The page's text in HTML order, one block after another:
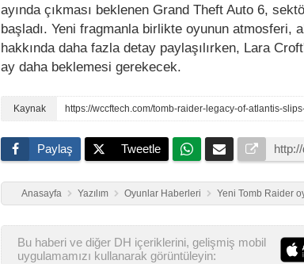
ayında çıkması beklenen Grand Theft Auto 6,
başladı. Yeni fragmanla birlikte oyunun atmosferi,
hakkında daha fazla detay paylaşılırken, Lara
ay daha beklemesi gerekecek.
Paylaş Tweetle
Anasayfa Yazılım Oyunlar Haberleri Yeni Tomb Raider
Bu haberi ve diğer DH içeriklerini, gelişmiş mobil
uygulamamızı kullanarak görüntüleyin: